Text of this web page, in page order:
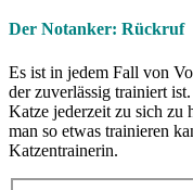
Der Notanker: Rückruf
Es ist in jedem Fall von
der zuverlässig trainiert
Katze jederzeit zu sich zu
man so etwas trainieren
Katzentrainerin.